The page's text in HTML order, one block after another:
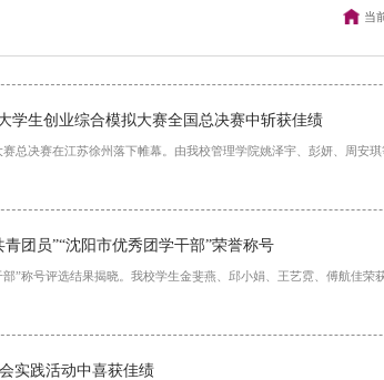
当
学生创业综合模拟大赛全国总决赛中斩获佳绩
总决赛在江苏徐州落下帷幕。由我校管理学院姚泽宇、彭妍、周安
团员”“沈阳市优秀团学干部”荣誉称号
”称号评选结果揭晓。我校学生金斐燕、邱小娟、王艺霓、傅航佳荣
实践活动中喜获佳绩